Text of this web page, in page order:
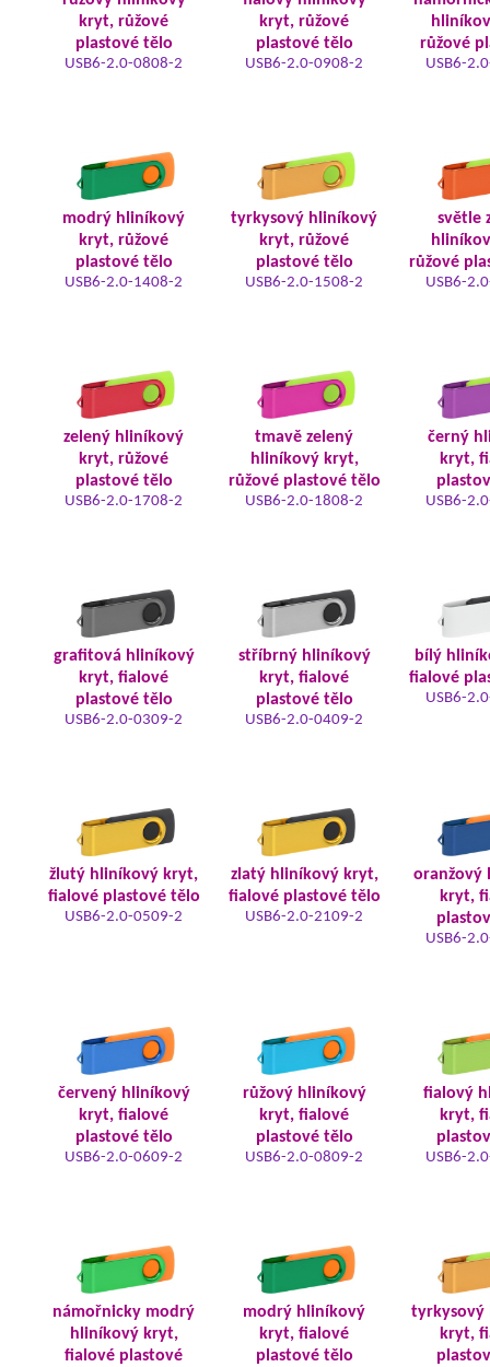
kryt, růžové
plastové tělo
USB6-2.0-0808-2
kryt, růžové
plastové tělo
USB6-2.0-0908-2
růžové
USB6-
modrý hliníkový
kryt, růžové
plastové tělo
USB6-2.0-1408-2
tyrkysový hliníkový
kryt, růžové
plastové tělo
USB6-2.0-1508-2
světle
růžové
USB6-
zelený hliníkový
kryt, růžové
plastové tělo
USB6-2.0-1708-2
tmavě zelený
hliníkový kryt,
růžové plastové tělo
USB6-2.0-1808-2
černý
kryt,
USB6-
grafitová hliníkový
kryt, fialové
plastové tělo
USB6-2.0-0309-2
stříbrný hliníkový
kryt, fialové
plastové tělo
USB6-2.0-0409-2
bílý
fialové
USB6-
žlutý hliníkový kryt,
fialové plastové tělo
USB6-2.0-0509-2
zlatý hliníkový kryt,
fialové plastové tělo
USB6-2.0-2109-2
oranžový
kryt,
USB6-
červený hliníkový
kryt, fialové
plastové tělo
USB6-2.0-0609-2
růžový hliníkový
kryt, fialové
plastové tělo
USB6-2.0-0809-2
fialový
kryt,
USB6-
námořnicky modrý
hliníkový kryt,
fialové plastové
modrý hliníkový
kryt, fialové
plastové tělo
tyrkysový
kryt,